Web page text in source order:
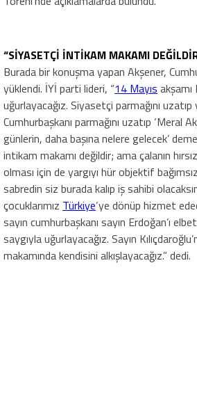
“SİYASETÇİ İNTİKAM MAKAMI
Burada bir konuşma yapan Akşener,
yüklendi. İYİ parti lideri, “14 Mayıs akşamı
uğurlayacağız. Siyasetçi parmağını uzatıp
Cumhurbaşkanı parmağını uzatıp ‘Meral
günlerin, daha başına nelere gelecek’
intikam makamı değildir; ama çalanın
olması için de yargıyı hür objektif
sabredin siz burada kalıp iş sahibi
çocuklarımız Türkiye‘ye dönüp hizmet
sayın cumhurbaşkanı sayın Erdoğan’ı
saygıyla uğurlayacağız. Sayın
makamında kendisini alkışlayacağız.” dedi.